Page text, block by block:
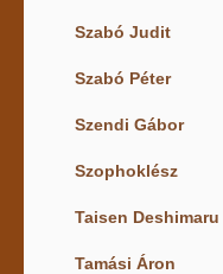
Szabó Judit
Szabó Péter
Szendi Gábor
Szophoklész
Taisen Deshimaru
Tamási Áron